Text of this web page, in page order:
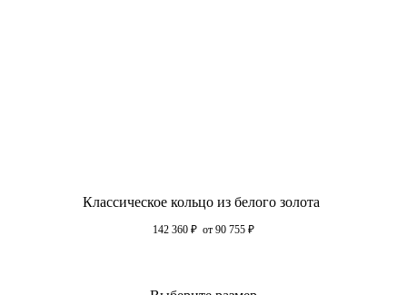
Классическое кольцо из белого золота
142 360 ₽ от 90 755 ₽